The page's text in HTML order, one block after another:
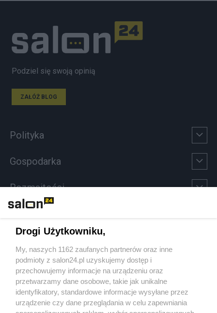
Podziel się swoją opinią
ZAŁÓŻ BLOG
Polityka
Gospodarka
Rozmaitości
Sport
Społeczeństwo
Kultura
Drogi Użytkowniku,
My, naszych 1162 zaufanych partnerów oraz inne
podmioty z salon24.pl uzyskujemy dostęp i
przechowujemy informacje na urządzeniu oraz
przetwarzamy dane osobowe, takie jak unikalne
identyfikatory, standardowe informacje wysyłane przez
urządzenie czy dane przeglądania w celu zapewniania